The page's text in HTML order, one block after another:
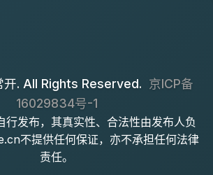
. All Rights Reserved. 京ICP备
16029834号-1
行发布，其真实性、合法性由发布人负
不提供任何保证，亦不承担任何法律
责任。